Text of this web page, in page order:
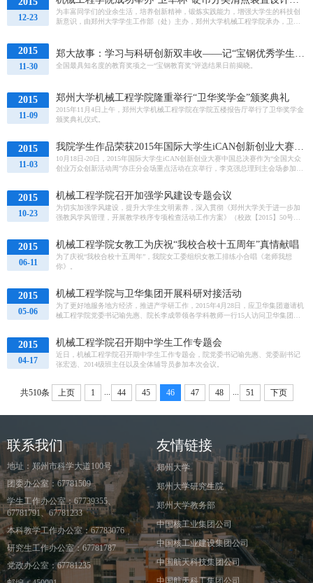
12-23
为丰富同学们的业余生活，培养创新精神，锻炼实践能力，增强大学生的科技创
新意识，由郑州大学学生工作部（处）主办，郑州大学机械工程学院承办，卫华
2015
11-30
郑大故事：学习与科研创新双丰收——记“宝钢优秀学生特等奖”获得者机械工程学院12级...
全国最具知名度的教育奖项之一“宝钢教育奖”评选结果日前揭晓。
2015
11-09
郑州大学机械工程学院隆重举行“卫华奖学金”颁奖典礼
2015年11月4日上午，郑州大学机械工程学院在学院五楼报告厅举行了卫华奖学金
颁奖典礼仪式。
2015
11-03
我院学生作品荣获2015年国际大学生iCAN创新创业大赛中国总决赛特等奖
10月18日-20日，2015年国际大学生iCAN创新创业大赛中国总决赛作为“全国大众
创业万众创新活动周”亦庄分会场重点活动在京举行，李克强总理到主会场参加
2015
10-23
机械工程学院召开加强学风建设专题会议
为切实加强学风建设，提升大学生文明素养，深入贯彻《郑州大学关于进一步加
强教风学风管理，开展教学秩序专项检查活动工作方案》（校政【2015】50号）
2015
06-11
机械工程学院女教工为庆祝“我校合校十五周年”真情献唱
为了庆祝“我校合校十五周年”，我院女工委组织女教工排练小合唱《老师我想
你》。
2015
05-06
机械工程学院与卫华集团开展科研对接活动
为了更好地服务地方经济，推进产学研工作，2015年4月28日，应卫华集团邀请机
械工程学院党委书记喻先惠、院长李成带领各学科教师一行15人访问卫华集团，
2015
04-17
机械工程学院召开期中学生工作专题会
近日，机械工程学院召开期中学生工作专题会，院党委书记喻先惠、党委副书记
张宏选、2014级班主任以及全体辅导员参加本次会议。
共510条 上页 1 44 45 46 47 48 51 下页
联系我们
地址：郑州市科学大道100号
团委办公室：67781509
学生工作办公室：67739355、
67781791、67781233
本科教学工作办公室：67783076
研究生工作办公室：67781787
党政办公室：67781235
友情链接
郑州大学
郑州大学研究生院
郑州大学教务部
中国核工业集团公司
中国核工业建设集团公司
中国航天科技集团公司
中国航天科工集团公司